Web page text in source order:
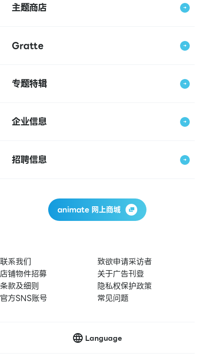
主题商店
Gratte
专题特辑
企业信息
招聘信息
animate 网上商城
联系我们
致欲申请采访者
店铺物件招募
关于广告刊登
条款及细则
隐私权保护政策
官方SNS账号
常见问题
Language